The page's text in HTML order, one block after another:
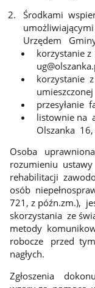
Środkami
Urzędem
korzystanie
korzystanie
listownie na
Olszanka
Osoba
rozumieniu
rehabilitacji
osób
721, z późn.zm.),
skorzystania ze
metody
robocze przed
nagłych.
Zgłoszenia